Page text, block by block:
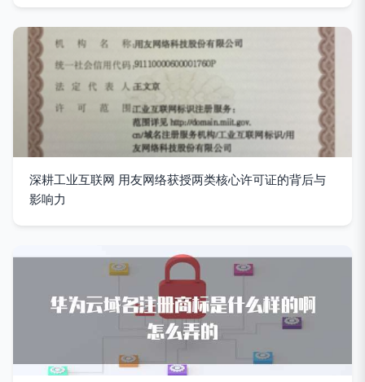
深耕工业互联网 用友网络获授两类核心许可证的背后与
影响力